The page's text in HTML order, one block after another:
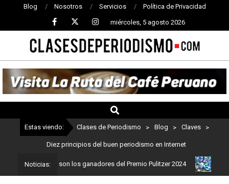
Blog Nosotros Servicios Política de Privacidad
miércoles, 5 agosto 2026
CLASES
DE
PERIODISMO
Estas viendo: Clases de Periodismo > Blog > Claves >
Diez principios del buen periodismo en Internet
Noticias:
Estos son los ganadores del Premio Pulitzer 2024